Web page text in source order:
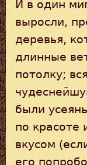
И в один
выросли,
деревья,
длинные
потолку;
были
по красоте
вкусом
его